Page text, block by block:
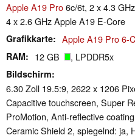
Apple A19 Pro6c/6t, 2 x 4.3
4 x 2.6 GHz Apple A19 E-Core
Grafikkarte Apple A19 Pro 6-
RAM 12 GB , LPDDR5x
Bildschirm
6.30 Zoll 19.5:9, 2622 x 1206
Capacitive touchscreen, Super
ProMotion, Anti-reflective
Ceramic Shield 2, spiegelnd: ja,